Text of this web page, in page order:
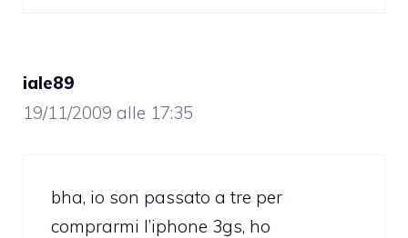
iale89
19/11/2009 alle 17:35
bha, io son passato a tre per
comprarmi l’iphone 3gs, ho